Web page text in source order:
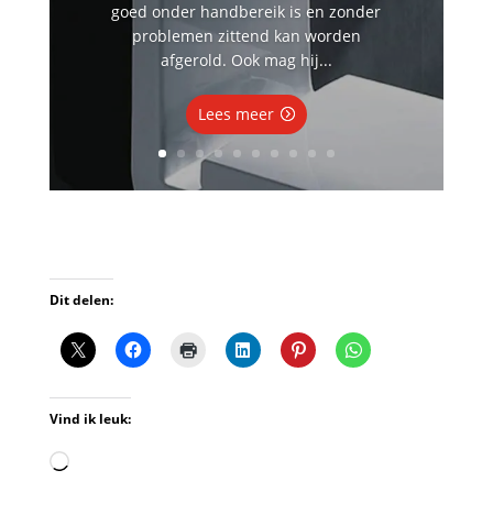
goed onder handbereik is en zonder
problemen zittend kan worden
afgerold. Ook mag hij...
Lees meer
Dit delen:
Vind ik leuk:
Aan